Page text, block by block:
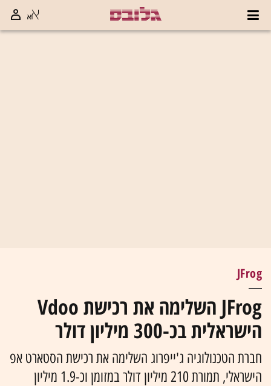
JFrog
JFrog השלימה את רכישת Vdoo
הישראלית בכ-300 מיליון דולר
חברת הטכנולוגיה ג'ייפרוג השלימה את רכישת הסטארט אפ
הישראלי, תמורת 210 מיליון דולר במזומן וכ-1.9 מיליון